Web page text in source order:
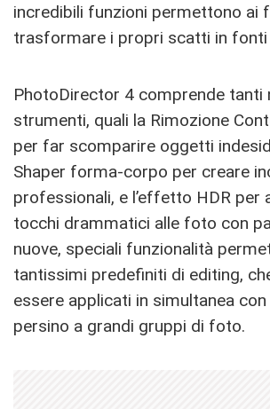
incredibili funzioni permettono ai
trasformare i propri scatti in fonti
PhotoDirector 4 comprende tanti
strumenti, quali la Rimozione
per far scomparire oggetti
Shaper forma-corpo per creare
professionali, e l’effetto HDR per
tocchi drammatici alle foto con
nuove, speciali funzionalità
tantissimi predefiniti di editing,
essere applicati in simultanea
persino a grandi gruppi di foto.